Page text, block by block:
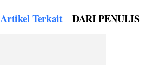
Artikel Terkait DARI PENULIS